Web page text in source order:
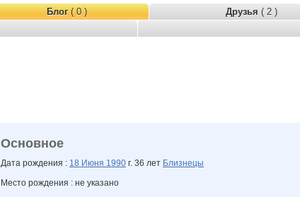
Блог( 0 ) Друзья ( 2 )
Основное
Дата рождения : 18 Июня 1990 г. 36 лет Близнецы
Место рождения : не указано